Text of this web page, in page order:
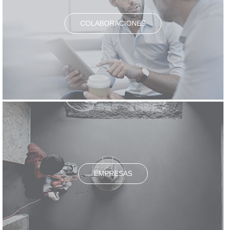
COLABORACIONES
EMPRESAS